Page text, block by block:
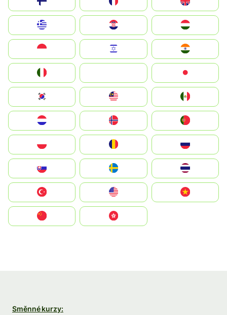
Magyarország
South Korea
United States
中國香港特別行政區
Směnné kurzy: